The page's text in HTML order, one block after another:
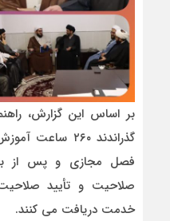
بر اساس این گزارش،
گذراندند ۲۶۰
فصل مجازی و پس از
خدمت دریافت می کنند.